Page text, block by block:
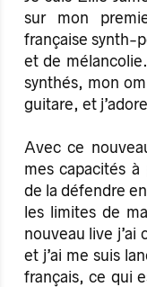
sur mon
française synth-
et de
synthés, mon
guitare, et
Avec ce
mes capacités
de la défendre
les limites de
nouveau live j’ai
et j’ai me suis
français, ce qui